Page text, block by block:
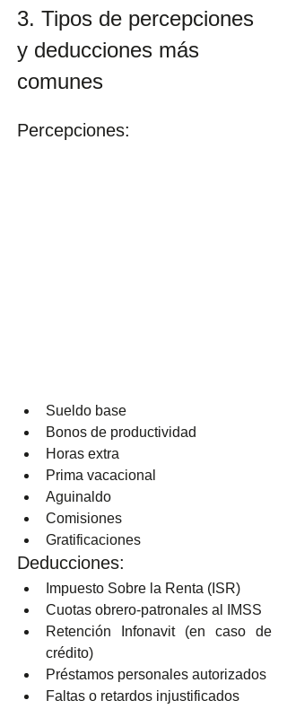
3. Tipos de percepciones
y deducciones más
comunes
Percepciones:
Sueldo base
Bonos de productividad
Horas extra
Prima vacacional
Aguinaldo
Comisiones
Gratificaciones
Deducciones:
Impuesto Sobre la Renta (ISR)
Cuotas obrero-patronales al IMSS
Retención Infonavit (en caso de
crédito)
Préstamos personales autorizados
Faltas o retardos injustificados